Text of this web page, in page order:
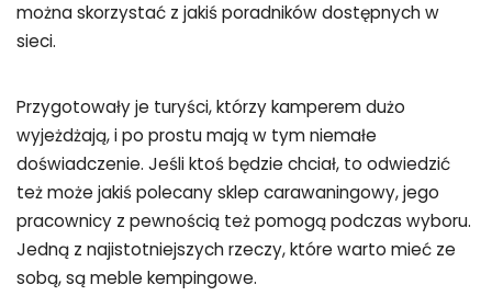
można skorzystać z jakiś poradników dostępnych w
sieci.
Przygotowały je turyści, którzy kamperem dużo
wyjeżdżają, i po prostu mają w tym niemałe
doświadczenie. Jeśli ktoś będzie chciał, to odwiedzić
też może jakiś polecany sklep carawaningowy, jego
pracownicy z pewnością też pomogą podczas wyboru.
Jedną z najistotniejszych rzeczy, które warto mieć ze
sobą, są meble kempingowe.